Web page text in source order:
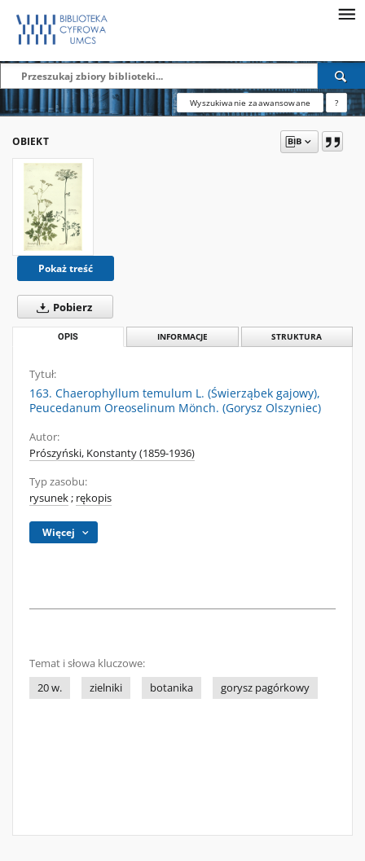
Wyszukiwanie zaawansowane ?
OBIEKT
Pokaż treść
Pobierz
OPIS INFORMACJE STRUKTURA
Tytuł:
163. Chaerophyllum temulum L. (Świerząbek gajowy),
Peucedanum Oreoselinum Mönch. (Gorysz Olszyniec)
Autor:
Prószyński, Konstanty (1859-1936)
Typ zasobu:
rysunek; rękopis
Więcej
Temat i słowa kluczowe:
20 w.
zielniki botanika gorysz pagórkowy